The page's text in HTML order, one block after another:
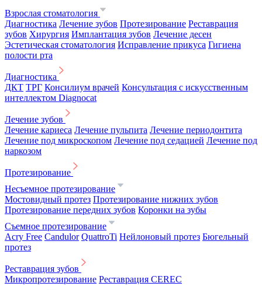
Взрослая стоматология
Диагностика Лечение зубов Протезирование Реставрация
зубов Хирургия Имплантация зубов Лечение десен
Эстетическая стоматология Исправление прикуса Гигиена
полости рта
Диагностика
ДКТ ТРГ Консилиум врачей Консультация с искусственным
интеллектом Diagnocat
Лечение зубов
Лечение кариеса Лечение пульпита Лечение периодонтита
Лечение под микроскопом Лечение под седацией Лечение под
наркозом
Протезирование
Несъемное протезирование
Мостовидный протез Протезирование нижних зубов
Протезирование передних зубов Коронки на зубы
Съемное протезирование
Acry Free Candulor QuattroTi Нейлоновый протез Бюгельный
протез
Реставрация зубов
Микропротезирование Реставрация CEREC